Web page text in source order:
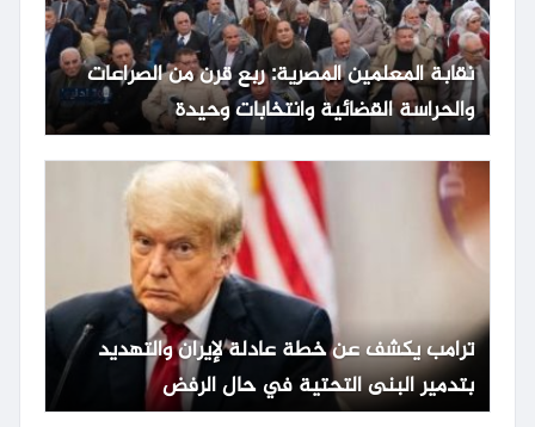
نقابة المعلمين المصرية: ربع قرن من الصراعات
والحراسة القضائية وانتخابات وحيدة
ترامب يكشف عن خطة عادلة لإيران والتهديد
بتدمير البنى التحتية في حال الرفض